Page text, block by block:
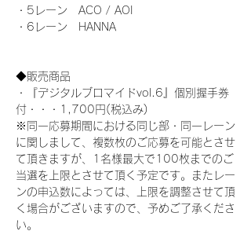
・5レーン　ACO / AOI
・6レーン　HANNA
◆販売商品
・『デジタルブロマイドvol.6』個別握手券
付・・・1,700円(税込み)
※同一応募期間における同じ部・同一レーン
に関しまして、複数枚のご応募を可能とさせ
て頂きますが、1名様最大で100枚までのご
当選を上限とさせて頂く予定です。またレー
ンの申込数によっては、上限を調整させて頂
く場合がございますので、予めご了承くださ
い。